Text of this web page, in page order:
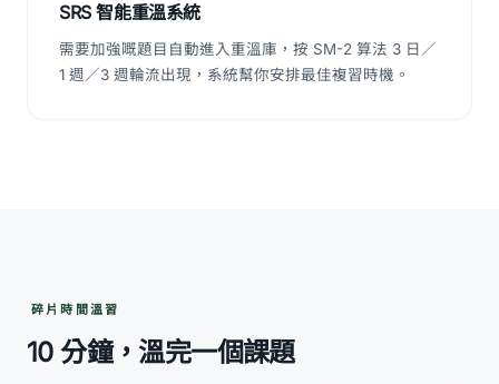
SRS 智能重溫系統
需要加強嘅題目自動進入重溫庫，按 SM-2 算法 3 日／
1 週／3 週輪流出現，系統幫你安排最佳複習時機。
碎片時間溫習
10 分鐘，溫完一個課題